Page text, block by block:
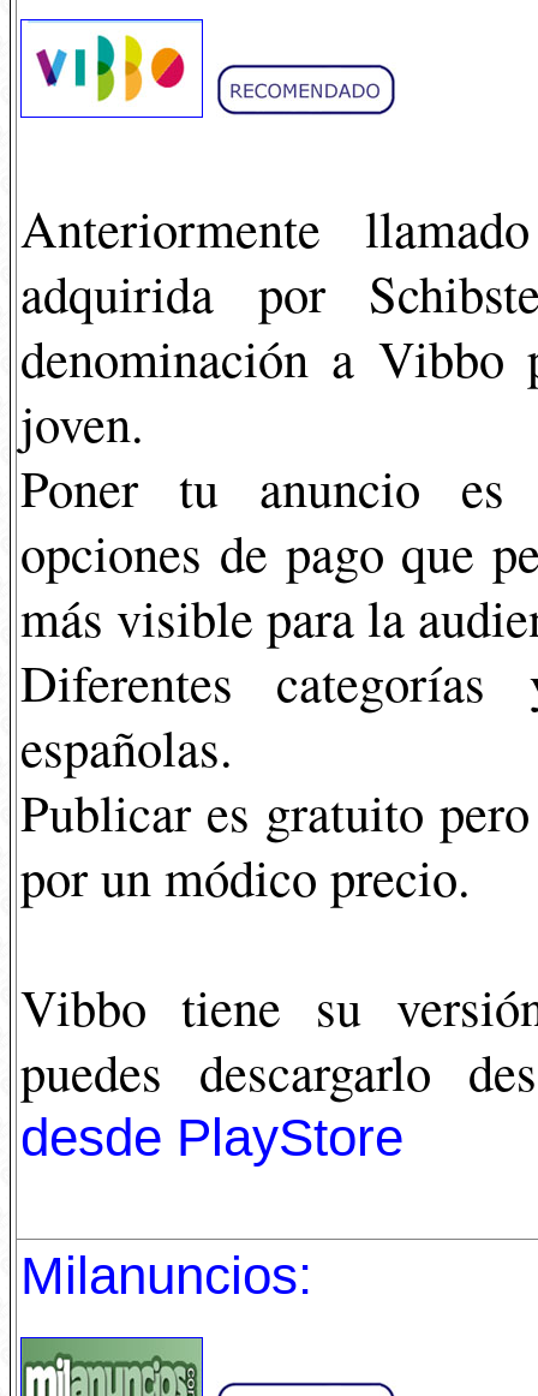
Anteriormente
adquirida por
denominación a Vibbo
joven.
Poner tu anuncio es
opciones de pago que
más visible para la
Diferentes
españolas.
Publicar es gratuito
por un módico precio.
Vibbo tiene su
puedes descargarlo
desde PlayStore
Milanuncios: